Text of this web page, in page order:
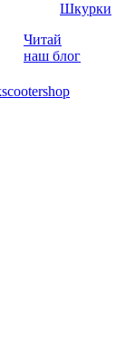
Шкурки
Читай
наш блог